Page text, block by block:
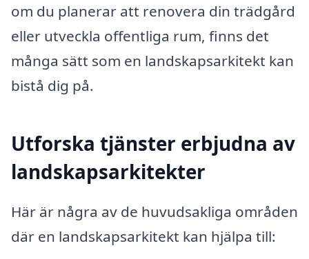
om du planerar att renovera din trädgård
eller utveckla offentliga rum, finns det
många sätt som en landskapsarkitekt kan
bistå dig på.
Utforska tjänster erbjudna av
landskapsarkitekter
Här är några av de huvudsakliga områden
där en landskapsarkitekt kan hjälpa till: